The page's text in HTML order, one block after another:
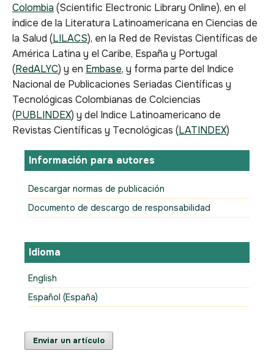
Colombia (Scientific Electronic Library Online), en el
índice de la Literatura Latinoamericana en Ciencias de
la Salud (LILACS), en la Red de Revistas Científicas de
América Latina y el Caribe, España y Portugal
(RedALYC) y en Embase, y forma parte del Indice
Nacional de Publicaciones Seriadas Científicas y
Tecnológicas Colombianas de Colciencias
(PUBLINDEX) y del Indice Latinoamericano de
Revistas Científicas y Tecnológicas (LATINDEX)
Información para autores
Descargar normas de publicación
Documento de descargo de responsabilidad
Idioma
English
Español (España)
Enviar un artículo